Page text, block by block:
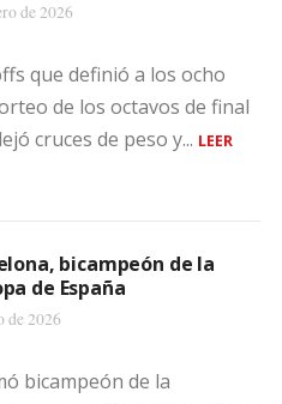
de 2026
que definió a los ocho
de los octavos de final
cruces de peso y... LEER
bicampeón de la
de España
de 2026
bicampeón de la